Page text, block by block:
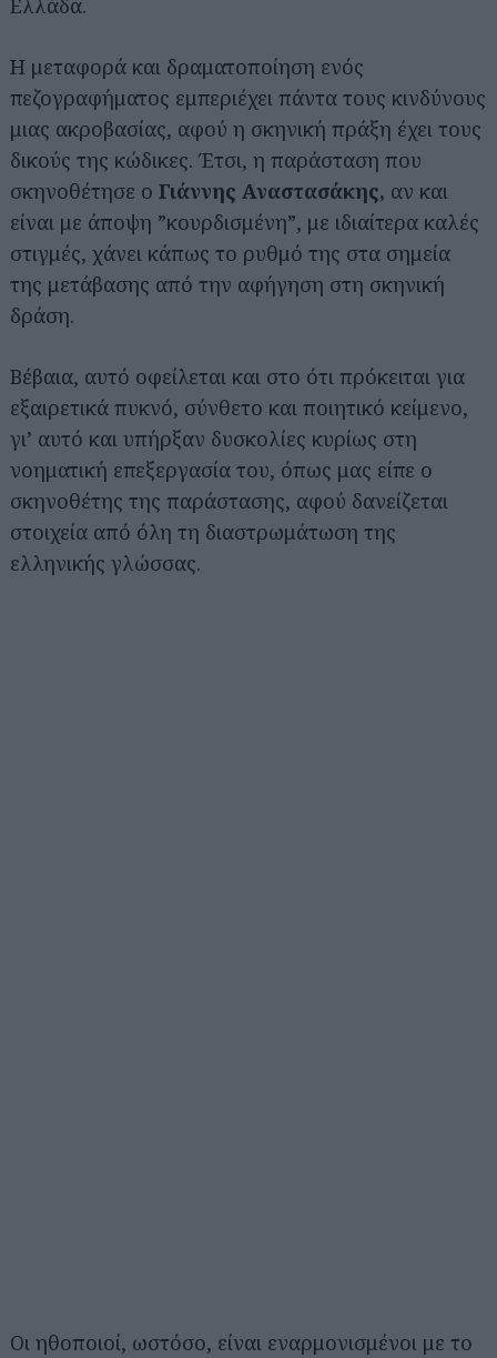
Η μεταφορά και δραματοποίηση ενός
πεζογραφήματος εμπεριέχει πάντα τους κινδύνους
μιας ακροβασίας, αφού η σκηνική πράξη έχει τους
δικούς της κώδικες. Έτσι, η παράσταση που
σκηνοθέτησε ο Γιάννης Αναστασάκης, αν και
είναι με άποψη ”κουρδισμένη”, με ιδιαίτερα καλές
στιγμές, χάνει κάπως το ρυθμό της στα σημεία
της μετάβασης από την αφήγηση στη σκηνική
δράση.
Βέβαια, αυτό οφείλεται και στο ότι πρόκειται για
εξαιρετικά πυκνό, σύνθετο και ποιητικό κείμενο,
γι’ αυτό και υπήρξαν δυσκολίες κυρίως στη
νοηματική επεξεργασία του, όπως μας είπε ο
σκηνοθέτης της παράστασης, αφού δανείζεται
στοιχεία από όλη τη διαστρωμάτωση της
ελληνικής γλώσσας.
Οι ηθοποιοί, ωστόσο, είναι εναρμονισμένοι με το